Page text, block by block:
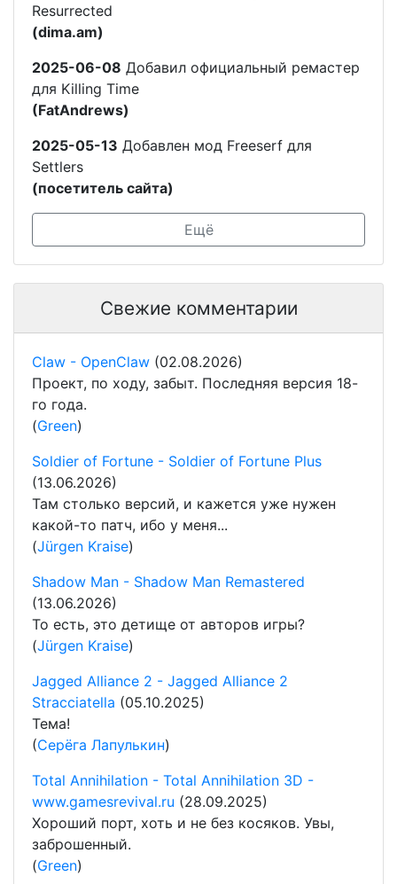
Resurrected
(dima.am)
2025-06-08 Добавил официальный ремастер
для Killing Time
(FatAndrews)
2025-05-13 Добавлен мод Freeserf для
Settlers
(посетитель сайта)
Ещё
Свежие комментарии
Claw - OpenClaw (02.08.2026)
Проект, по ходу, забыт. Последняя версия 18-
го года.
(Green)
Soldier of Fortune - Soldier of Fortune Plus
(13.06.2026)
Там столько версий, и кажется уже нужен
какой-то патч, ибо у меня...
(Jürgen Kraise)
Shadow Man - Shadow Man Remastered
(13.06.2026)
То есть, это детище от авторов игры?
(Jürgen Kraise)
Jagged Alliance 2 - Jagged Alliance 2
Stracciatella (05.10.2025)
Тема!
(Серёга Лапулькин)
Total Annihilation - Total Annihilation 3D -
www.gamesrevival.ru (28.09.2025)
Хороший порт, хоть и не без косяков. Увы,
заброшенный.
(Green)